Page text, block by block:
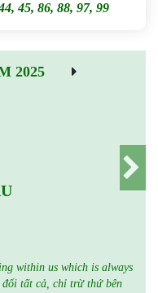
45, 86, 88, 97, 99
2025
within us which is always
đổi tất cả, chỉ trừ thứ bên